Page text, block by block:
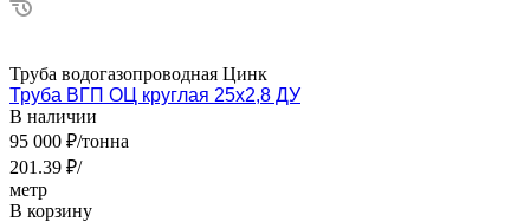
Труба водогазопроводная Цинк
Труба ВГП ОЦ круглая 25х2,8 ДУ
В наличии
95 000 ₽/тонна
201.39 ₽/
метр
В корзину